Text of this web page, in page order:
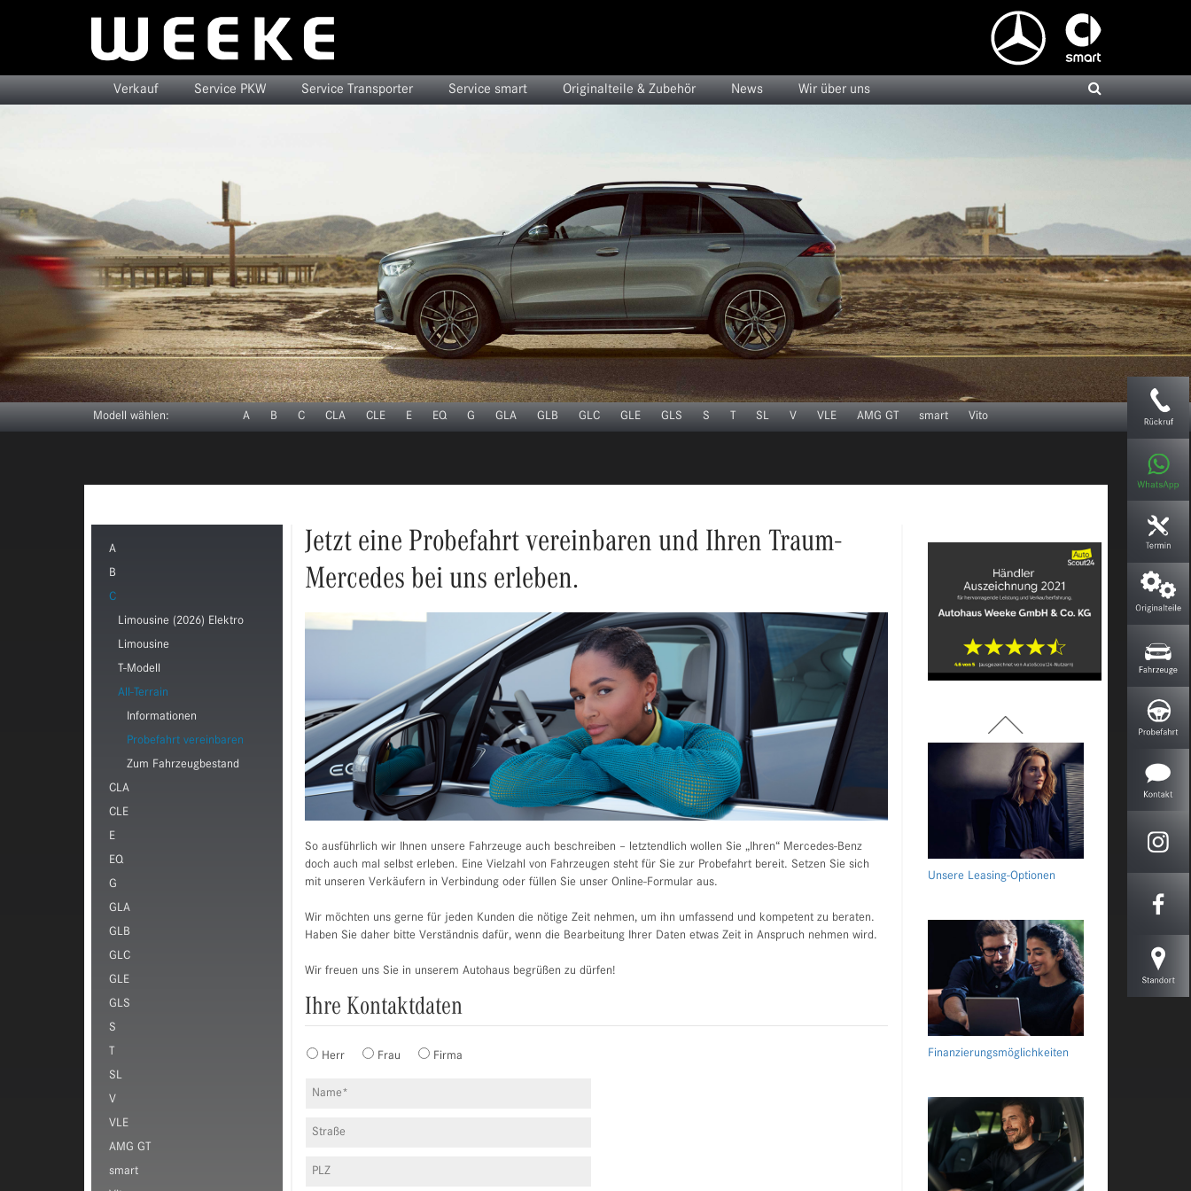
Verkauf Service PKW Service Transporter Service smart Originalteile & Zubehör News Wir über uns
Modell wählen: A B C CLA CLE E EQ G GLA GLB GLC GLE GLS S T SL V VLE AMG GT smart Vito
A
B
C
Limousine (2026) Elektro
Limousine
T-Modell
All-Terrain
Informationen
Probefahrt vereinbaren
Zum Fahrzeugbestand
CLA
CLE
E
EQ
G
GLA
GLB
GLC
GLE
GLS
S
T
SL
V
VLE
AMG GT
smart
Jetzt eine Probefahrt vereinbaren und Ihren Traum-
Mercedes bei uns erleben.
So ausführlich wir Ihnen unsere Fahrzeuge auch beschreiben – letztendlich wollen Sie „Ihren“ Mercedes-Benz
doch auch mal selbst erleben. Eine Vielzahl von Fahrzeugen steht für Sie zur Probefahrt bereit. Setzen Sie sich
mit unseren Verkäufern in Verbindung oder füllen Sie unser Online-Formular aus.
Wir möchten uns gerne für jeden Kunden die nötige Zeit nehmen, um ihn umfassend und kompetent zu beraten.
Haben Sie daher bitte Verständnis dafür, wenn die Bearbeitung Ihrer Daten etwas Zeit in Anspruch nehmen wird.
Wir freuen uns Sie in unserem Autohaus begrüßen zu dürfen!
Ihre Kontaktdaten
Herr Frau Firma
Unsere Jungen Sterne
Unsere Leasing-Optionen
Finanzierungsmöglichkeiten